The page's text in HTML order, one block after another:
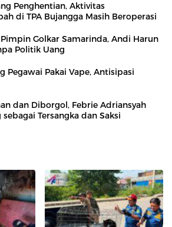
Penghentian, Aktivitas
di TPA Bujangga Masih Beroperasi
Golkar Samarinda, Andi Harun
Politik Uang
Pegawai Pakai Vape, Antisipasi
dan Diborgol, Febrie Adriansyah
Tersangka dan Saksi